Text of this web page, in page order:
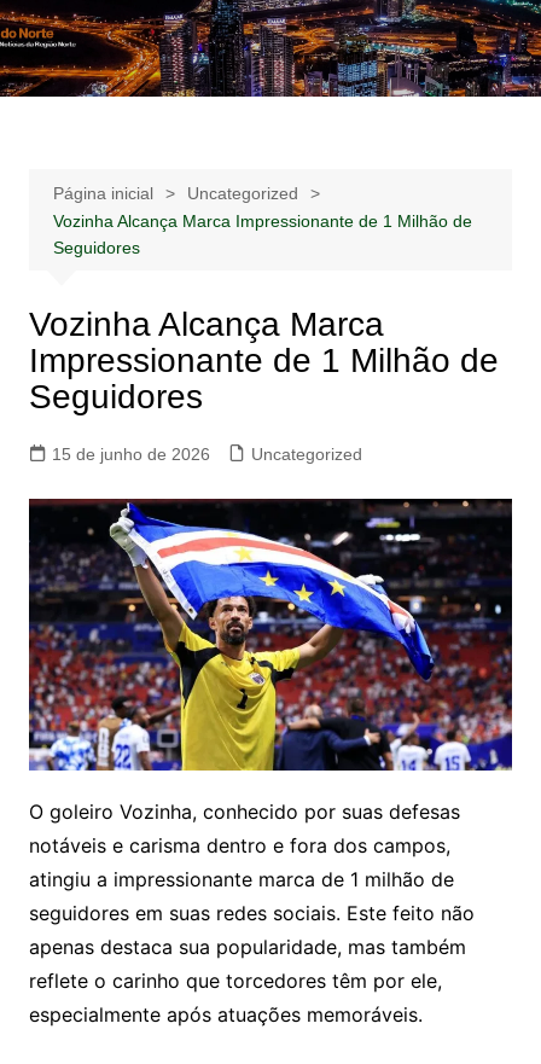
Ir
para
o
Notícias –
Publicidades –
Notícias – Publicidades – Anúncios
Página inicial
Uncategorized
Vozinha Alcança Marca Impressionante de 1 Milhão de
Seguidores
Vozinha Alcança Marca
Impressionante de 1 Milhão de
Seguidores
15 de junho de 2026 Uncategorized
O goleiro Vozinha, conhecido por suas defesas
notáveis e carisma dentro e fora dos campos,
atingiu a impressionante marca de 1 milhão de
seguidores em suas redes sociais. Este feito não
apenas destaca sua popularidade, mas também
reflete o carinho que torcedores têm por ele,
especialmente após atuações memoráveis.